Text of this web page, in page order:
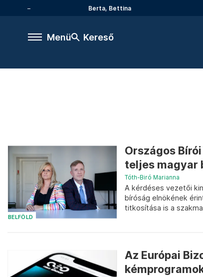
Berta, Bettina
Menü Kereső
BELFÖLD
Országos
teljes magyar
Tóth-Biró Marianna
A kérdéses vezetői
bíróság elnökének
titkosítása is a
Az Európai